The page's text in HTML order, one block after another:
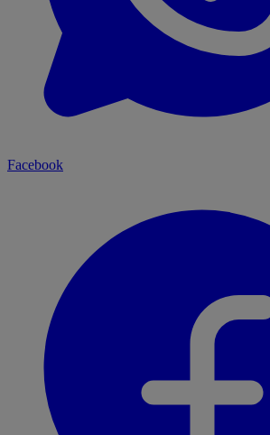
Facebook